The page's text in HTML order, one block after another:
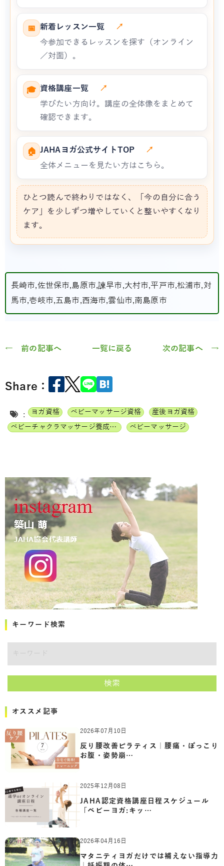
📅 新着レッスン一覧
↗
今参加できるレッスンを探す（オンライン
／対面）。
🎓 資格講座一覧
↗
学びたい方向け。講座の全体像をまとめて
確認できます。
🏠 JAHAヨガ公式サイトTOP
↗
全体メニューを見たい方はこちら。
ひとつ読んで終わりではなく、「今の自分に合う
ケア」を少しずつ増やしていくと整いやすくなり
ます。
長崎市,佐世保市,島原市,諫早市,大村市,平戸市,松浦市,対
馬市,壱岐市,五島市,西海市,雲仙市,南島原市
← 前の記事へ 一覧に戻る 次の記事へ →
Share：
: ヨガ資格 ベビーマッサージ資格
産後ヨガ資格
ベビーチャクラマッサージ養成講座
ベビーマッサージ
キーワード検索
検索
オススメ記事
2026年07月10日
反り腰改善ピラティス｜腰痛・ぽっこり
お腹・姿勢崩…
2025年12月08日
JAHA認定資格講座日程スケジュール
「ベビーヨガ:キッ…
2026年04月16日
マタニティヨガだけでは補えない指導力